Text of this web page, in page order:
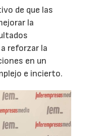
de que las
la
reforzar la
en un
e incierto.